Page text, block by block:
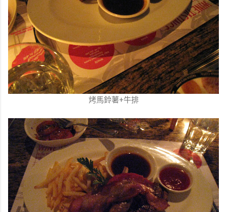
烤馬鈴薯+牛排